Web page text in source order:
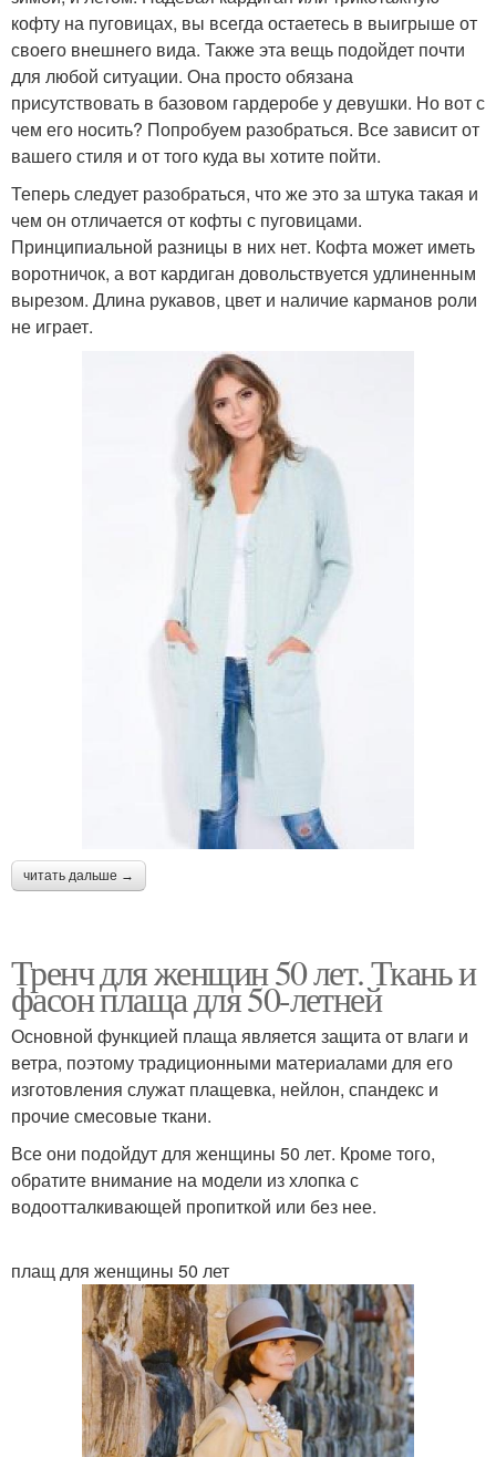
кофту на пуговицах, вы всегда остаетесь в выигрыше от
своего внешнего вида. Также эта вещь подойдет почти
для любой ситуации. Она просто обязана
присутствовать в базовом гардеробе у девушки. Но вот с
чем его носить? Попробуем разобраться. Все зависит от
вашего стиля и от того куда вы хотите пойти.
Теперь следует разобраться, что же это за штука такая и
чем он отличается от кофты с пуговицами.
Принципиальной разницы в них нет. Кофта может иметь
воротничок, а вот кардиган довольствуется удлиненным
вырезом. Длина рукавов, цвет и наличие карманов роли
не играет.
читать дальше →
Тренч для женщин 50 лет. Ткань и
фасон плаща для 50-летней
Основной функцией плаща является защита от влаги и
ветра, поэтому традиционными материалами для его
изготовления служат плащевка, нейлон, спандекс и
прочие смесовые ткани.
Все они подойдут для женщины 50 лет. Кроме того,
обратите внимание на модели из хлопка с
водоотталкивающей пропиткой или без нее.
плащ для женщины 50 лет